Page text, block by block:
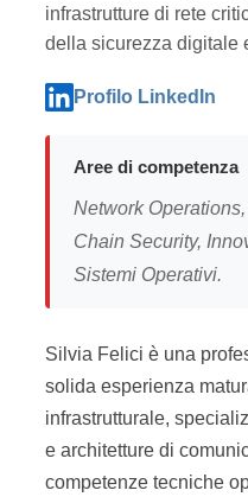
infrastrutture di rete
della sicurezza digitale
Profilo LinkedIn
Aree di competenza
Network
Chain Security,
Sistemi Operativi.
Silvia Felici è una
solida esperienza
infrastrutturale,
e architetture di
competenze tecniche